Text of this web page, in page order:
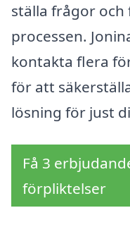
ställa frågor
processen.
kontakta flera
för att
lösning för just
Få 3
förpliktelser